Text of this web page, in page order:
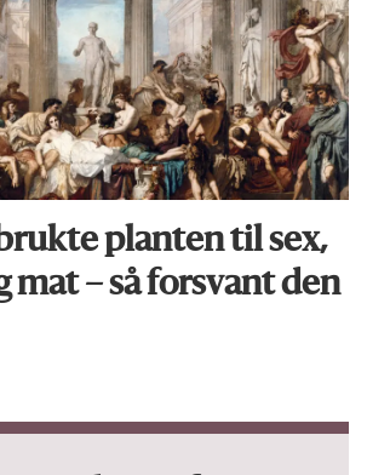
planten til sex,
mat – så forsvant den